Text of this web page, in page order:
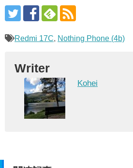
Redmi 17C, Nothing Phone (4b)
Writer
Kohei